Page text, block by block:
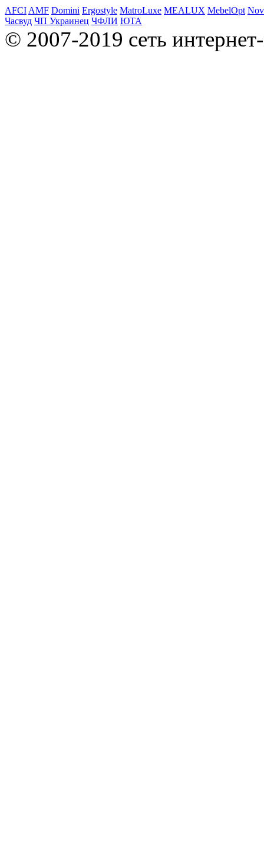
AFCI AMF Domini Ergostyle MatroLuxe MEALUX MebelOpt
Часвуд ЧП Украинец ЧФЛИ ЮТА
© 2007-2019 сеть